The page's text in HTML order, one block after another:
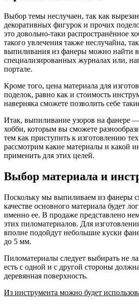
Выбор темы неслучаен, так как
декоративных фигурок и прочих
это довольно-таки распространённое
такого увлечения также неслучайна,
выпиливания из фанеры можно найти
специализированных журналах или,
портале.
Кроме того, цена материала для
поделок, равно как и стоимость
наверняка сможете позволить себе
Итак, выпиливание узоров на фанере
хобби, которым вы сможете
тем как приступить к изготовлению
рассмотрим какие материалы и какой
применить для этих целей.
Выбор материала и
Поскольку мы выпиливаем из фанеры
качестве основного материала будет
именно ее. В продаже представлено
этих пиломатериалов. Для
вполне подойдут небольшие куски
до 5 мм.
Пиломатериалы следует выбирать не
есть с одной и с другой стороны
деревянная поверхность.
Из инструмента можно будет